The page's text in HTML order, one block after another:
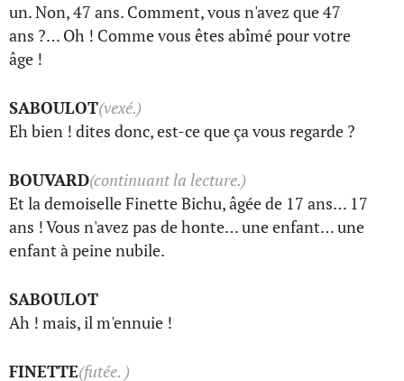
un. Non, 47 ans. Comment, vous n'avez que 47
ans ?… Oh ! Comme vous êtes abîmé pour votre
âge !
SABOULOT(vexé.)
Eh bien ! dites donc, est-ce que ça vous regarde ?
BOUVARD(continuant la lecture.)
Et la demoiselle Finette Bichu, âgée de 17 ans… 17
ans ! Vous n'avez pas de honte… une enfant… une
enfant à peine nubile.
SABOULOT
Ah ! mais, il m'ennuie !
FINETTE(futée. )